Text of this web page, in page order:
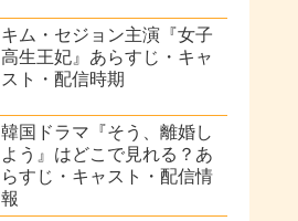
キム・セジョン主演『女子
高生王妃』あらすじ・キャ
スト・配信時期
韓国ドラマ『そう、離婚し
よう』はどこで見れる？あ
らすじ・キャスト・配信情
報